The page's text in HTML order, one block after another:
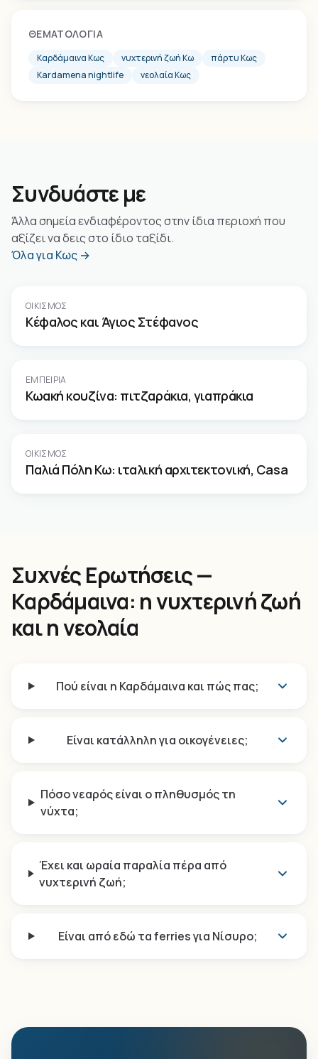
ΘΕΜΑΤΟΛΟΓΊΑ
Καρδάμαινα Κως νυχτερινή ζωή Κω
πάρτυ Κως
Kardamena nightlife
νεολαία Κως
Συνδυάστε με
Άλλα σημεία ενδιαφέροντος στην ίδια περιοχή που
αξίζει να δεις στο ίδιο ταξίδι.
Όλα για Κως →
ΟΙΚΙΣΜΌΣ
Κέφαλος και Άγιος Στέφανος
ΕΜΠΕΙΡΊΑ
Κωακή κουζίνα: πιτζαράκια, γιαπράκια
ΟΙΚΙΣΜΌΣ
Παλιά Πόλη Κω: ιταλική αρχιτεκτονική, Casa
Συχνές Ερωτήσεις —
Καρδάμαινα: η νυχτερινή ζωή
και η νεολαία
Πού είναι η Καρδάμαινα και πώς πας;
Είναι κατάλληλη για οικογένειες;
Πόσο νεαρός είναι ο πληθυσμός τη
νύχτα;
Έχει και ωραία παραλία πέρα από
νυχτερινή ζωή;
Είναι από εδώ τα ferries για Νίσυρο;